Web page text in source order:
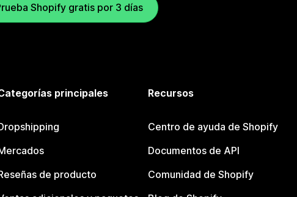
Shopify gratis por 3 días
principales
de producto
Recursos
Centro de ayuda de Shopify
Documentos de API
Comunidad de Shopify